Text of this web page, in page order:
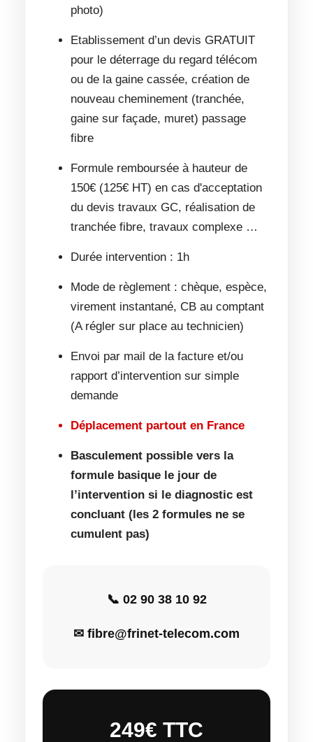
photo)
Etablissement d’un devis GRATUIT
pour le déterrage du regard télécom
ou de la gaine cassée, création de
nouveau cheminement (tranchée,
gaine sur façade, muret) passage
fibre
Formule remboursée à hauteur de
150€ (125€ HT) en cas d'acceptation
du devis travaux GC, réalisation de
tranchée fibre, travaux complexe …
Durée intervention : 1h
Mode de règlement : chèque, espèce,
virement instantané, CB au comptant
(A régler sur place au technicien)
Envoi par mail de la facture et/ou
rapport d’intervention sur simple
demande
Déplacement partout en France
Basculement possible vers la
formule basique le jour de
l’intervention si le diagnostic est
concluant (les 2 formules ne se
cumulent pas)
📞 02 90 38 10 92
✉ fibre@frinet-telecom.com
249€ TTC